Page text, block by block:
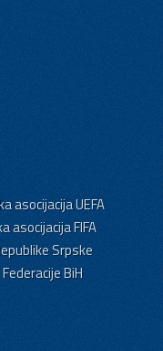
asocijacija UEFA
asocijacija FIFA
Srpske
BiH